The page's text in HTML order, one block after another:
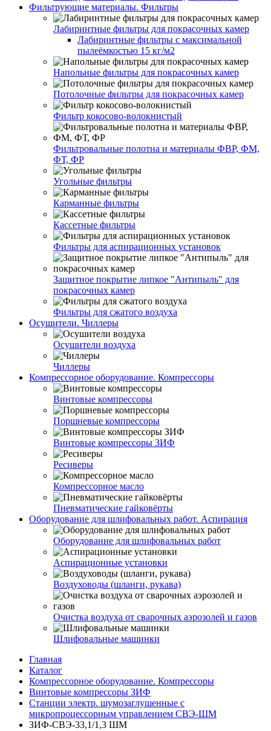
Фильтрующие материалы. Фильтры
Лабиринтные фильтры для покрасочных камер
Лабиринтные фильтры с максимальной
пылеёмкостью 15 кг/м2
Напольные фильтры для покрасочных камер
Потолочные фильтры для покрасочных камер
Фильтр кокосово-волокнистый
Фильтровальные полотна и материалы ФВР, ФМ,
ФТ, ФР
Угольные фильтры
Карманные фильтры
Кассетные фильтры
Фильтры для аспирационных установок
Защитное покрытие липкое "Антипыль" для
покрасочных камер
Фильтры для сжатого воздуха
Осушители. Чиллеры
Осушители воздуха
Чиллеры
Компрессорное оборудование. Компрессоры
Винтовые компрессоры
Поршневые компрессоры
Винтовые компрессоры ЗИФ
Ресиверы
Компрессорное масло
Пневматические гайковёрты
Оборудование для шлифовальных работ. Аспирация
Оборудование для шлифовальных работ
Аспирационные установки
Воздуховоды (шланги, рукава)
Очистка воздуха от сварочных аэрозолей и газов
Шлифовальные машинки
Главная
Каталог
Компрессорное оборудование. Компрессоры
Винтовые компрессоры ЗИФ
Станции электр. шумозаглушенные с
микропроцессорным управлением СВЭ-ШМ
ЗИФ-СВЭ-33,1/1,3 ШМ